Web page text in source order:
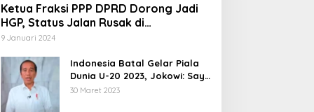
Ketua Fraksi PPP DPRD Dorong Jadi
HGP, Status Jalan Rusak di
Tegalbuleud Sukabumi yang Viral
9 Januari 2024
Indonesia Batal Gelar Piala
Dunia U-20 2023, Jokowi: Saya
Juga Kecewa dan Sedih
30 Maret 2023